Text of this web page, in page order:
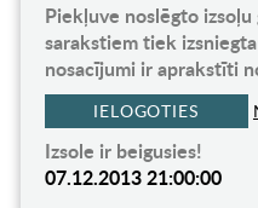
Piekļuve noslēgto
sarakstiem tiek
nosacījumi ir aprakstīti
IELOGOTIES
Izsole ir beigusies!
07.12.2013 21:00:00